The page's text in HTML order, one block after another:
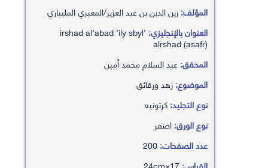
المؤلف:زين الدين بن عبد العزيز/المعبري المليباري
العنوان بالإنجليزي: ’irshad al’abad ’ily sbyl
alrshad (asafr)
المحقق:عبد السلام محمد أمين
الموضوع:زهد ورقائق
نوع التجليد:كرتونيه
نوع الورق:اصفر
عدد الصفحات: